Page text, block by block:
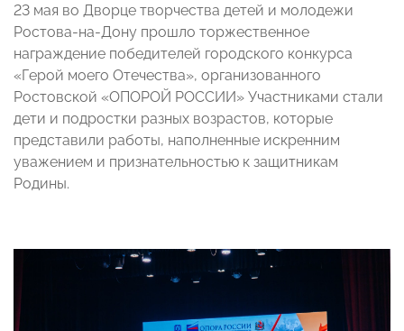
23 мая во Дворце творчества детей и молодежи
Ростова-на-Дону прошло торжественное
награждение победителей городского конкурса
«Герой моего Отечества», организованного
Ростовской «ОПОРОЙ РОССИИ» Участниками стали
дети и подростки разных возрастов, которые
представили работы, наполненные искренним
уважением и признательностью к защитникам
Родины.